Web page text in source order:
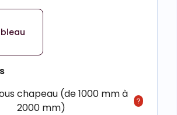
chapeau (de 1000 mm à
2000 mm)